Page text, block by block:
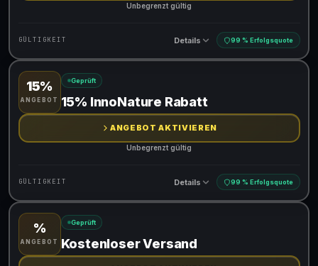
Unbegrenzt gültig
GÜLTIGKEIT Details 99 % Erfolgsquote
Gültig für teilnehmende Produkte
15%
ANGEBOT
Geprüft
15% InnoNature Rabatt
ANGEBOT AKTIVIEREN
Unbegrenzt gültig
GÜLTIGKEIT Details 99 % Erfolgsquote
Gültig für teilnehmende Produkte
%
ANGEBOT
Geprüft
Kostenloser Versand